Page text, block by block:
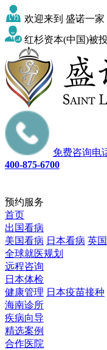
欢迎来到 盛诺一
红杉资本(中国)被
免费咨询电
400-875-6700
预约服务
首页
出国看病
美国看病 日本看病 英
全球就医规划
远程咨询
日本体检
健康管理 日本疫苗接种
海南诊所
疾病向导
精选案例
合作医院